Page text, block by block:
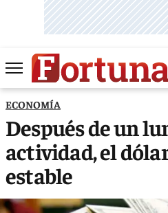
ECONOMÍA
Después de un
actividad, el
estable